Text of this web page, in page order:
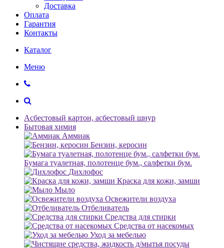
Доставка
Оплата
Гарантия
Контакты
Каталог
Меню
Асбестовый картон, асбестовый шнур
Бытовая химия
Аммиак
Бензин, керосин
Бумага туалетная, полотенце бум., салфетки бум.
Дихлофос
Краска для кожи, замши
Мыло
Освежители воздуха
Отбеливатель
Средства для стирки
Средства от насекомых
Уход за мебелью